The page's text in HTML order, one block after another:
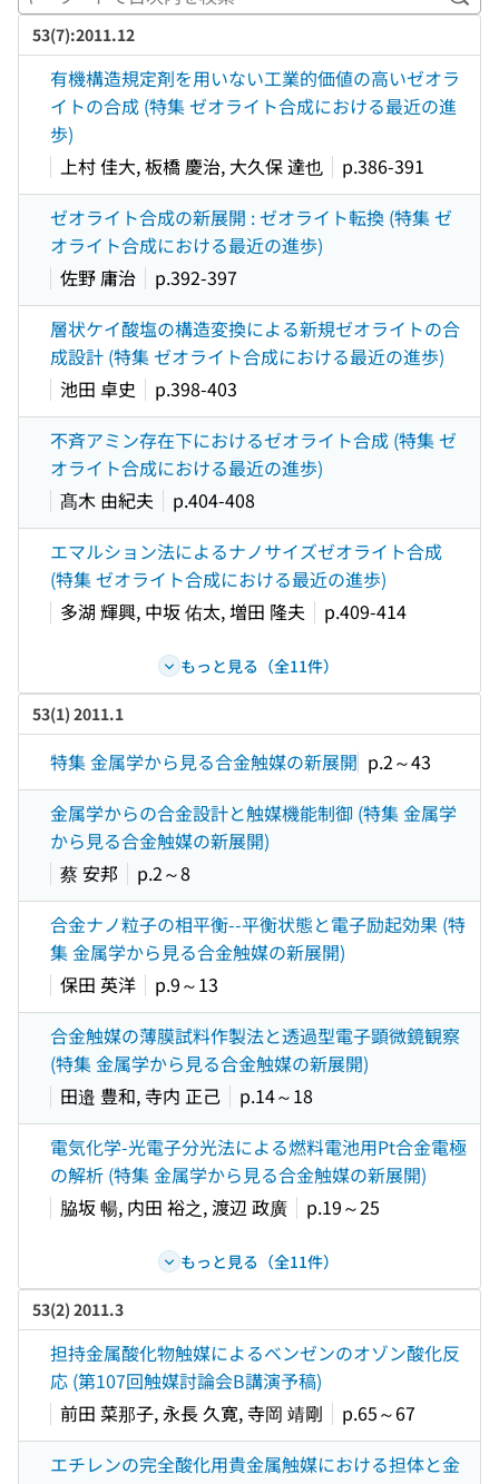
キ
53(7):2011.12
有機構造規定剤を用いない工業的価値の高いゼオラ
イトの合成 (特集 ゼオライト合成における最近の進
歩)
上村 佳大, 板橋 慶治, 大久保 達也
p.386-391
ゼオライト合成の新展開 : ゼオライト転換 (特集 ゼ
オライト合成における最近の進歩)
佐野 庸治
p.392-397
層状ケイ酸塩の構造変換による新規ゼオライトの合
成設計 (特集 ゼオライト合成における最近の進歩)
池田 卓史
p.398-403
不斉アミン存在下におけるゼオライト合成 (特集 ゼ
オライト合成における最近の進歩)
髙木 由紀夫
p.404-408
エマルション法によるナノサイズゼオライト合成
(特集 ゼオライト合成における最近の進歩)
多湖 輝興, 中坂 佑太, 増田 隆夫
p.409-414
もっと見る（全11件）
53(1) 2011.1
特集 金属学から見る合金触媒の新展開 p.2～43
金属学からの合金設計と触媒機能制御 (特集 金属学
から見る合金触媒の新展開)
蔡 安邦
p.2～8
合金ナノ粒子の相平衡--平衡状態と電子励起効果 (特
集 金属学から見る合金触媒の新展開)
保田 英洋
p.9～13
合金触媒の薄膜試料作製法と透過型電子顕微鏡観察
(特集 金属学から見る合金触媒の新展開)
田邉 豊和, 寺内 正己
p.14～18
電気化学-光電子分光法による燃料電池用Pt合金電極
の解析 (特集 金属学から見る合金触媒の新展開)
脇坂 暢, 内田 裕之, 渡辺 政廣
p.19～25
もっと見る（全11件）
53(2) 2011.3
担持金属酸化物触媒によるベンゼンのオゾン酸化反
応 (第107回触媒討論会B講演予稿)
前田 菜那子, 永長 久寛, 寺岡 靖剛
p.65～67
エチレンの完全酸化用貴金属触媒における担体と金